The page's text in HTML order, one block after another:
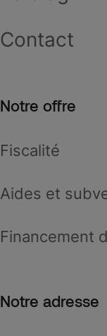
Contact
Notre offre
Fiscalité
Aides et
Financement
Notre adresse